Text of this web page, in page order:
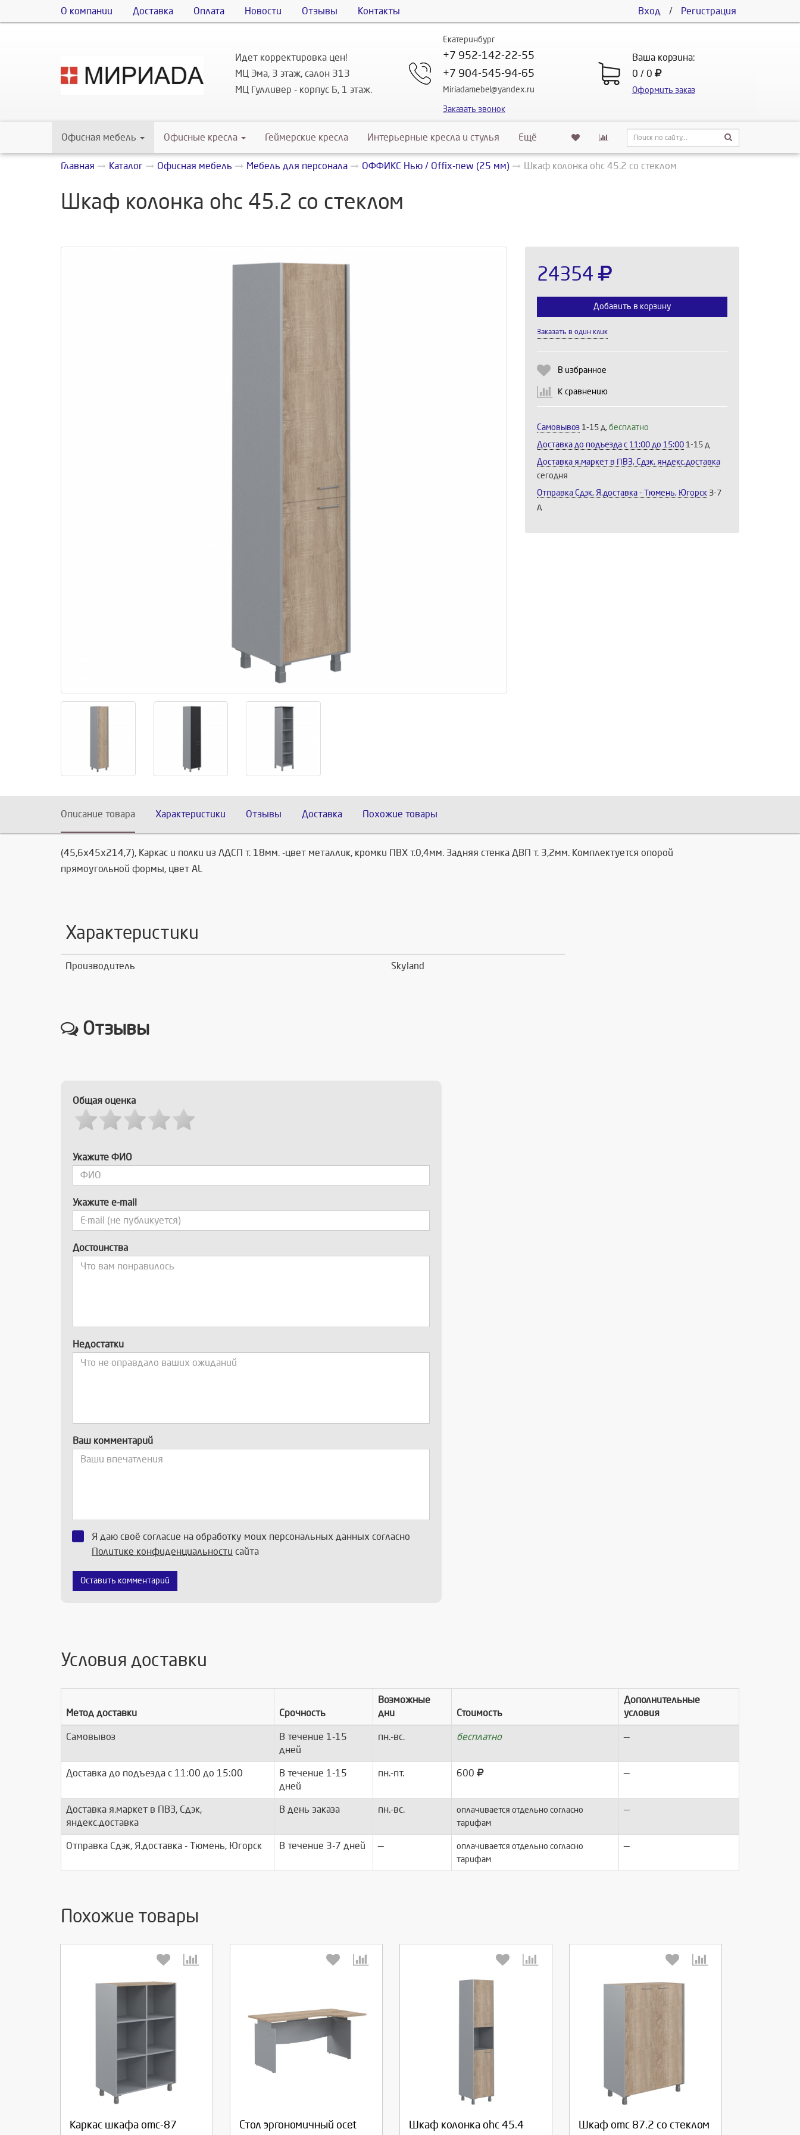
О компании Доставка Оплата Новости Отзывы Контакты Вход / Регистрация
Идет корректировка цен!
МЦ Эма, 3 этаж, салон 313
МЦ Гулливер - корпус Б, 1 этаж.
Екатеринбург
+7 952-142-22-55
+7 904-545-94-65
Miriadamebel@yandex.ru
Заказать звонок
Ваша корзина:
0 / 0
Оформить заказ
Офисная мебель Офисные кресла Геймерские кресла Интерьерные кресла и стулья Ещё
Главная Каталог Офисная мебель Мебель для персонала ОФФИКС Нью / Offix-new (25 мм) Шкаф колонка ohc 45.2 со стеклом
Шкаф колонка ohc 45.2 со стеклом
24354
Добавить в корзину
Заказать в один клик
В избранное
К сравнению
Самовывоз 1-15 д, бесплатно
Доставка до подъезда c 11:00 до 15:00 1-15 д
Доставка я.маркет в ПВЗ, Сдэк, яндекс.доставка
сегодня
Отправка Сдэк, Я.доставка - Тюмень, Югорск 3-7
д
Описание товара Характеристики Отзывы Доставка Похожие товары
(45,6х45х214,7), Каркас и полки из ЛДСП т. 18мм. -цвет металлик, кромки ПВХ т.0,4мм. Задняя стенка ДВП т. 3,2мм. Комплектуется опорой
прямоугольной формы, цвет AL
Характеристики
Производитель Skyland
Отзывы
Общая оценка
Укажите ФИО
Укажите e-mail
Достоинства
Недостатки
Ваш комментарий
Я даю своё согласие на обработку моих персональных данных согласно
Политике конфиденциальности сайта
Оставить комментарий
Условия доставки
Метод доставки Срочность
Возможные
дни
Стоимость
Дополнительные
условия
Самовывоз
В течение 1-15
дней
пн.-вс. бесплатно —
Доставка до подъезда c 11:00 до 15:00
В течение 1-15
дней
пн.-пт. 600 —
Доставка я.маркет в ПВЗ, Сдэк,
яндекс.доставка
В день заказа пн.-вс.
оплачивается отдельно согласно
тарифам
—
Отправка Сдэк, Я.доставка - Тюмень, Югорск В течение 3-7 дней —
оплачивается отдельно согласно
тарифам
—
Похожие товары
Каркас шкафа omc-87
Выберите количество:
Продолжить
Стол эргономичный ocet
Выберите количество:
Шкаф колонка ohc 45.4
Выберите количество:
Продолжить
Шкаф omc 87.2 со стеклом
Выберите количество:
Продолжить